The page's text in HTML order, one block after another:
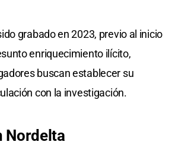
grabado en 2023, previo al inicio
enriquecimiento ilícito,
buscan establecer su
con la investigación.
Nordelta